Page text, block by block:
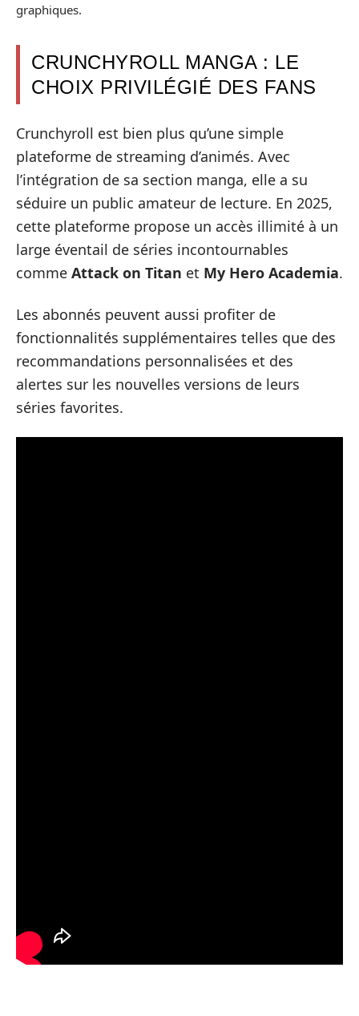
graphiques.
CRUNCHYROLL MANGA : LE
CHOIX PRIVILÉGIÉ DES FANS
Crunchyroll est bien plus qu’une simple
plateforme de streaming d’animés. Avec
l’intégration de sa section manga, elle a su
séduire un public amateur de lecture. En 2025,
cette plateforme propose un accès illimité à un
large éventail de séries incontournables
comme Attack on Titan et My Hero Academia.
Les abonnés peuvent aussi profiter de
fonctionnalités supplémentaires telles que des
recommandations personnalisées et des
alertes sur les nouvelles versions de leurs
séries favorites.